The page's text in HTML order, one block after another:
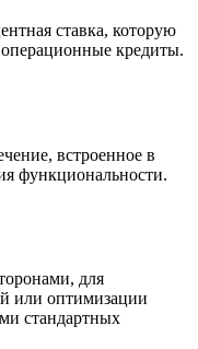
ставка, которую
кредиты.
встроенное в
функциональности.
для
или оптимизации
стандартных